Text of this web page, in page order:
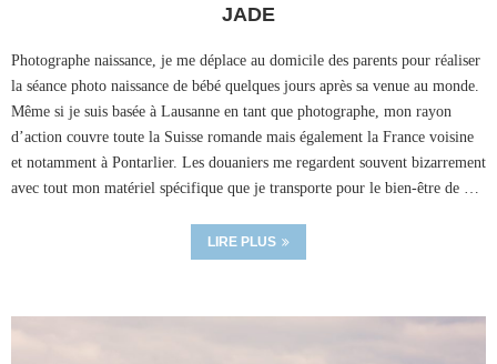
JADE
Photographe naissance, je me déplace au domicile des parents pour réaliser
la séance photo naissance de bébé quelques jours après sa venue au monde.
Même si je suis basée à Lausanne en tant que photographe, mon rayon
d’action couvre toute la Suisse romande mais également la France voisine
et notamment à Pontarlier. Les douaniers me regardent souvent bizarrement
avec tout mon matériel spécifique que je transporte pour le bien-être de …
LIRE PLUS